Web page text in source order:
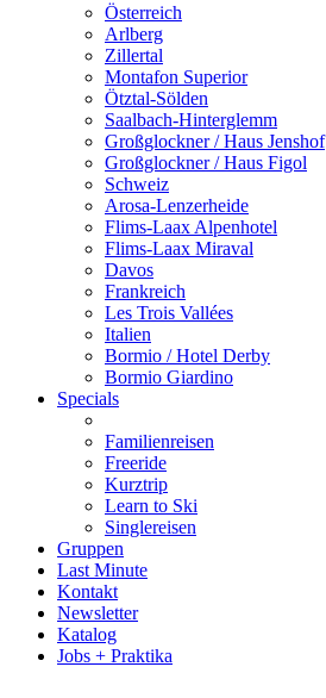
Österreich
Arlberg
Zillertal
Montafon Superior
Ötztal-Sölden
Saalbach-Hinterglemm
Großglockner / Haus Jenshof
Großglockner / Haus Figol
Schweiz
Arosa-Lenzerheide
Flims-Laax Alpenhotel
Flims-Laax Miraval
Davos
Frankreich
Les Trois Vallées
Italien
Bormio / Hotel Derby
Bormio Giardino
Specials
Familienreisen
Freeride
Kurztrip
Learn to Ski
Singlereisen
Gruppen
Last Minute
Kontakt
Newsletter
Katalog
Jobs + Praktika